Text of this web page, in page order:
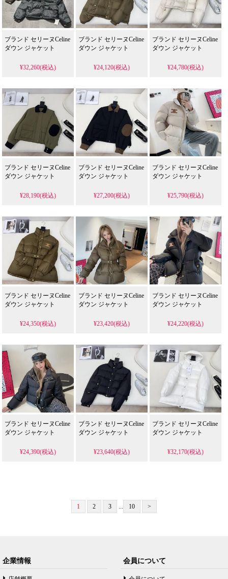
ブランド セリーヌCeline
ダウン ジャケット
¥32,260(税込)
ブランド セリーヌCeline
ダウン ジャケット
¥24,120(税込)
ブランド セリーヌCeline
ダウン ジャケット
¥24,780(税込)
ブランド セリーヌCeline
ダウン ジャケット
¥28,190(税込)
ブランド セリーヌCeline
ダウン ジャケット
¥27,200(税込)
ブランド セリーヌCeline
ダウン ジャケット
¥25,790(税込)
ブランド セリーヌCeline
ダウン ジャケット
¥24,350(税込)
ブランド セリーヌCeline
ダウン ジャケット
¥23,420(税込)
ブランド セリーヌCeline
ダウン ジャケット
¥24,220(税込)
ブランド セリーヌCeline
ダウン ジャケット
¥24,390(税込)
ブランド セリーヌCeline
ダウン ジャケット
¥23,640(税込)
ブランド セリーヌCeline
ダウン ジャケット
¥32,170(税込)
1 2 3 ... 10 >
企業情報 会員について